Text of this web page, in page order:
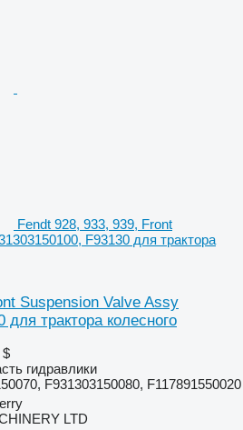
Fendt 928, 933, 939, Front
F93130 для трактора
Suspension Valve Assy
для трактора колесного
$
гидравлики
F931303150080, F117891550020
LTD